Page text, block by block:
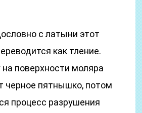
с латыни этот
как тление.
на поверхности моляра
черное пятнышко, потом
процесс разрушения